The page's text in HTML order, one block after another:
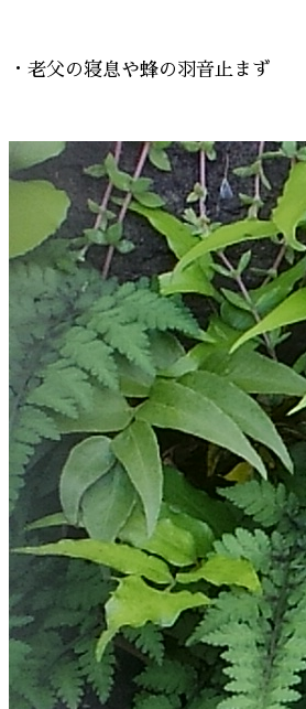
・老父の寝息や蜂の羽音止まず